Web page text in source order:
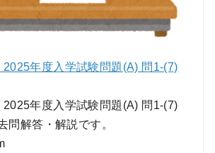
2025年度入学試験問題(A) 問1-(7)
2025年度入学試験問題(A) 問1-(7)
問解答・解説です。